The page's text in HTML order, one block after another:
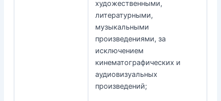
художественными,
литературными,
музыкальными
произведениями, за
исключением
кинематографических и
аудиовизуальных
произведений;